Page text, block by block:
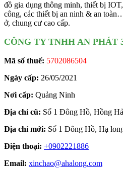
đồ gia dụng thông minh, thiết bị
công, các thiết bị an ninh & an
ở, chung cư cao cấp.
CÔNG TY TNHH AN PHÁT
Mã số thuế: 5702086504
Ngày cấp: 26/05/2021
Nơi cấp: Quảng Ninh
Địa chỉ cũ: Số 1 Đông Hồ, Hồng
Địa chỉ mới: Số 1 Đông Hồ, Hạ
Điện thoại: +0902221886
Email: xinchao@ahalong.com